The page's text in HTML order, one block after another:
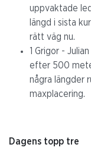
uppvaktade
längd i sista
rätt väg nu.
1 Grigor -
efter 500
några längder
maxplacering.
Dagens topp tre